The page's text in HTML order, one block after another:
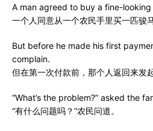
A man agreed to buy a fine-
一个人同意从一个农民手里买一匹骏马
But before he made his first
complain.
但在第一次付款前，那个人返回来发
“What’s the problem?” asked the
“有什么问题吗？”农民问道。